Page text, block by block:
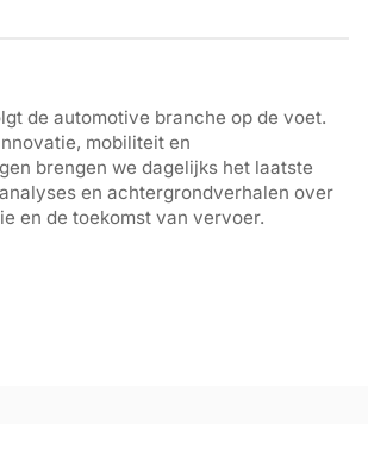
de automotive branche op de voet.
mobiliteit en
brengen we dagelijks het laatste
en achtergrondverhalen over
en de toekomst van vervoer.